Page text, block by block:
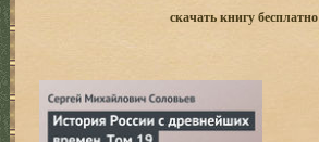
скачать книгу бесплатно